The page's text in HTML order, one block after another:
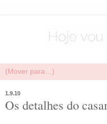
1.9.10
Os detalhes do